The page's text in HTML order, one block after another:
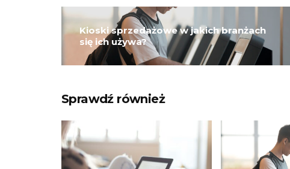
Kioski sprzedażowe w jakich branżach
się ich używa?
Sprawdź również